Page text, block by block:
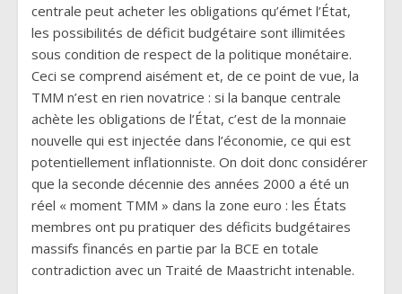
centrale peut acheter les obligations qu’émet l’État,
les possibilités de déficit budgétaire sont illimitées
sous condition de respect de la politique monétaire.
Ceci se comprend aisément et, de ce point de vue, la
TMM n’est en rien novatrice : si la banque centrale
achète les obligations de l’État, c’est de la monnaie
nouvelle qui est injectée dans l’économie, ce qui est
potentiellement inflationniste. On doit donc considérer
que la seconde décennie des années 2000 a été un
réel « moment TMM » dans la zone euro : les États
membres ont pu pratiquer des déficits budgétaires
massifs financés en partie par la BCE en totale
contradiction avec un Traité de Maastricht intenable.